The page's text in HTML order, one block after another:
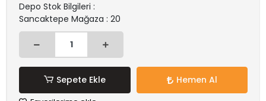
Depo Stok Bilgileri :
Sancaktepe Mağaza : 20
Sepete Ekle Hemen Al